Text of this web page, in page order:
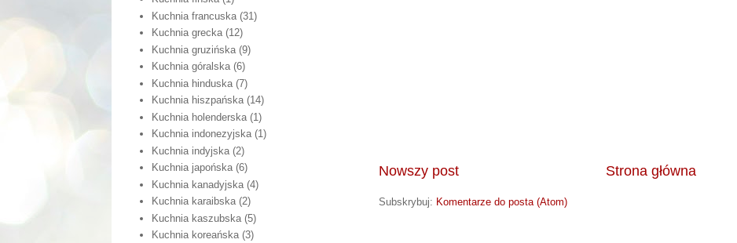
Nowszy post Strona główna
Subskrybuj: Komentarze do posta (Atom)
Kuchnia francuska (31)
Kuchnia grecka (12)
Kuchnia gruzińska (9)
Kuchnia góralska (6)
Kuchnia hinduska (7)
Kuchnia hiszpańska (14)
Kuchnia holenderska (1)
Kuchnia indonezyjska (1)
Kuchnia indyjska (2)
Kuchnia japońska (6)
Kuchnia kanadyjska (4)
Kuchnia karaibska (2)
Kuchnia kaszubska (5)
Kuchnia koreańska (3)